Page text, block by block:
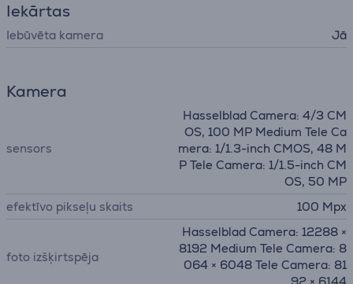
Iekārtas
Iebūvēta kamera Jā
Kamera
sensors
Hasselblad Camera: 4/3 CM
OS, 100 MP Medium Tele Ca
mera: 1/1.3-inch CMOS, 48 M
P Tele Camera: 1/1.5-inch CM
OS, 50 MP
efektīvo pikseļu skaits
100 Mpx
foto izšķirtspēja
Hasselblad Camera: 12288 ×
8192 Medium Tele Camera: 8
064 × 6048 Tele Camera: 81